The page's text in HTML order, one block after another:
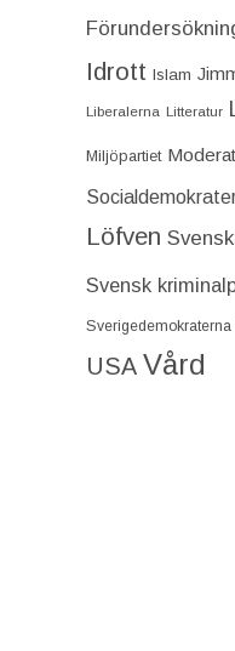
Idrott Islam
Liberalerna Litteratur
Miljöpartiet
Löfven
Svensk
Sverigedemokraterna
USA Vård